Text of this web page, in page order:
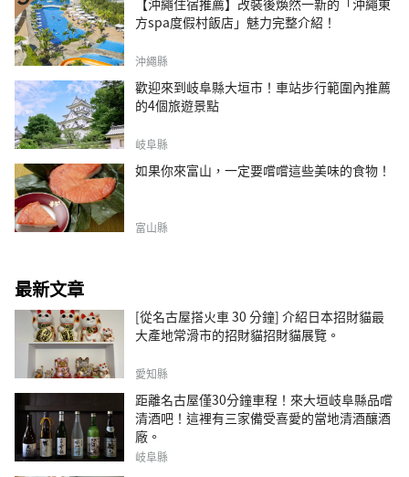
方spa度假村飯店」魅力完整介紹！
沖繩縣
歡迎來到岐阜縣大垣市！車站步行範圍內推薦
的4個旅遊景點
岐阜縣
如果你來富山，一定要嚐嚐這些美味的食物！
富山縣
最新文章
[從名古屋搭火車 30 分鐘] 介紹日本招財貓最
大產地常滑市的招財貓招財貓展覽。
愛知縣
距離名古屋僅30分鐘車程！來大垣岐阜縣品嚐
清酒吧！這裡有三家備受喜愛的當地清酒釀酒
廠。
岐阜縣